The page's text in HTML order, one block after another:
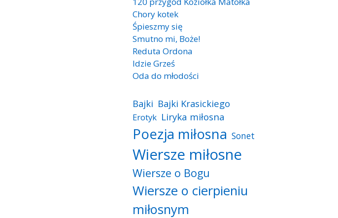
Chory kotek
Śpieszmy się
Smutno mi, Boże!
Reduta Ordona
Idzie Grześ
Oda do młodości
Bajki Bajki Krasickiego
Erotyk Liryka miłosna
Poezja miłosna Sonet
Wiersze miłosne
Wiersze o Bogu
Wiersze o cierpieniu
miłosnym